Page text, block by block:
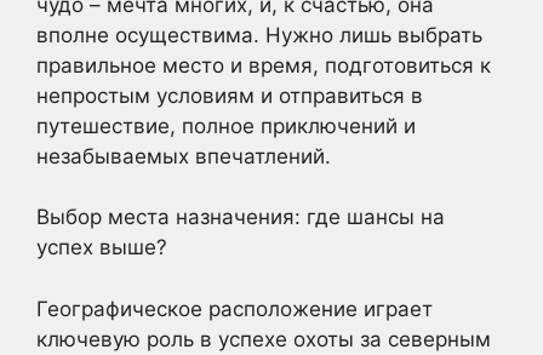
вполне осуществима. Нужно лишь выбрать
правильное место и время, подготовиться к
непростым условиям и отправиться в
путешествие, полное приключений и
незабываемых впечатлений.
Выбор места назначения: где шансы на
успех выше?
Географическое расположение играет
ключевую роль в успехе охоты за северным